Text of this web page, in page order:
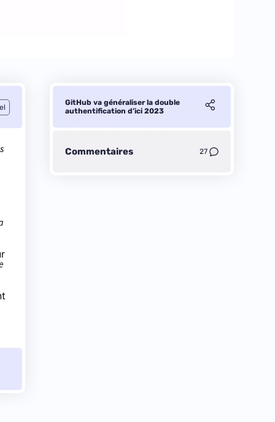
GitHub va généraliser la double
authentification d’ici 2023
Commentaires 27